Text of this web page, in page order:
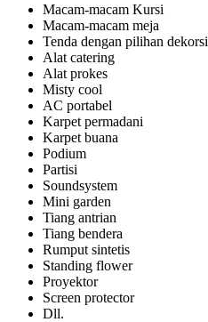
Macam-macam Kursi
Macam-macam meja
Tenda dengan pilihan dekorsi
Alat catering
Alat prokes
Misty cool
AC portabel
Karpet permadani
Karpet buana
Podium
Partisi
Soundsystem
Mini garden
Tiang antrian
Tiang bendera
Rumput sintetis
Standing flower
Proyektor
Screen protector
Dll.